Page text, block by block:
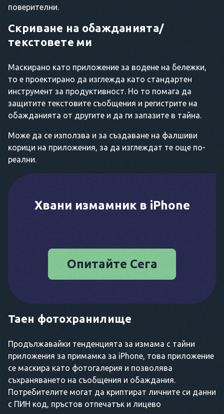
поверителни.
Скриване на обажданията/
текстовете ми
Маскирано като приложение за водене на бележки,
то е проектирано да изглежда като стандартен
инструмент за продуктивност. Но то помага да
защитите текстовите съобщения и регистрите на
обажданията от другите и да ги запазите в тайна.
Може да се използва и за създаване на фалшиви
корици на приложения, за да изглеждат те още по-
реални.
Хвани измамник в iPhone
Опитайте Сега
Таен фотохранилище
Продължавайки тенденцията за измама с тайни
приложения за примамка за iPhone, това приложение
се маскира като фотогалерия и позволява
съхраняването на съобщения и обаждания.
Потребителите могат да криптират личните си данни
с ПИН код, пръстов отпечатък и лицево